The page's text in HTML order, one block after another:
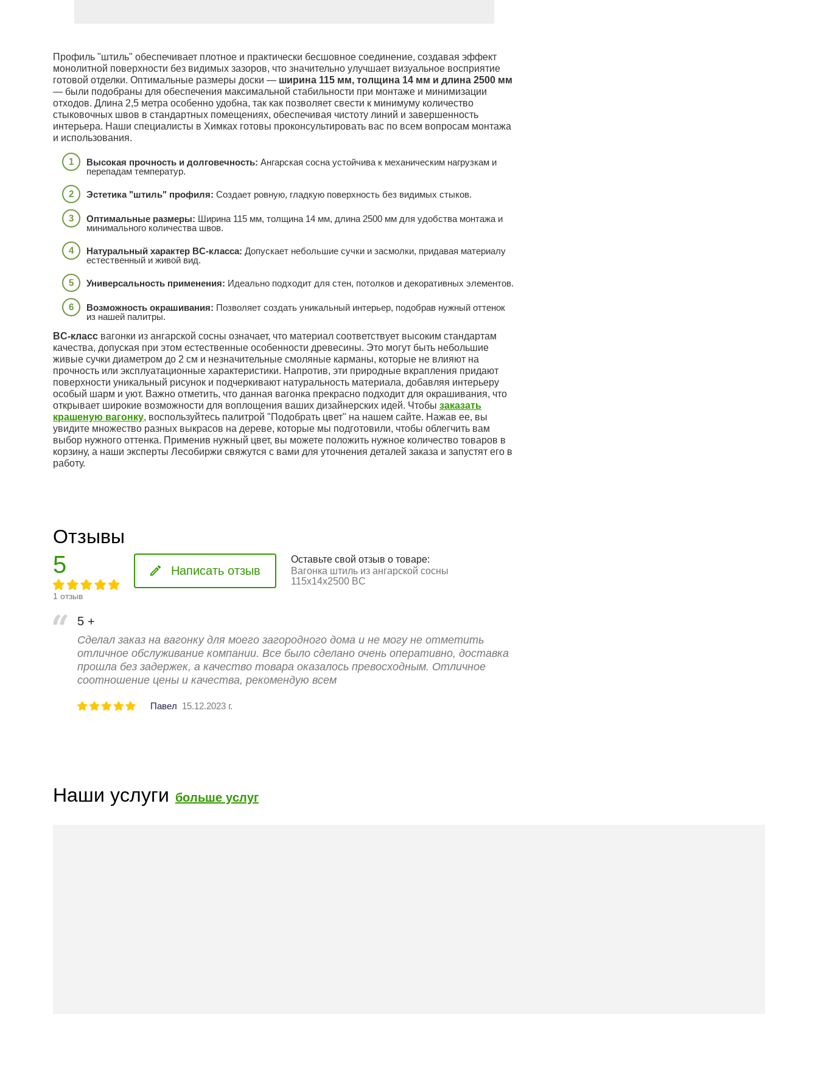
Профиль "штиль" обеспечивает плотное и практически бесшовное соединение, создавая эффект
монолитной поверхности без видимых зазоров, что значительно улучшает визуальное восприятие
готовой отделки. Оптимальные размеры доски — ширина 115 мм, толщина 14 мм и длина 2500 мм
— были подобраны для обеспечения максимальной стабильности при монтаже и минимизации
отходов. Длина 2,5 метра особенно удобна, так как позволяет свести к минимуму количество
стыковочных швов в стандартных помещениях, обеспечивая чистоту линий и завершенность
интерьера. Наши специалисты в Химках готовы проконсультировать вас по всем вопросам монтажа
и использования.
Высокая прочность и долговечность: Ангарская сосна устойчива к механическим нагрузкам и
перепадам температур.
Эстетика "штиль" профиля: Создает ровную, гладкую поверхность без видимых стыков.
Оптимальные размеры: Ширина 115 мм, толщина 14 мм, длина 2500 мм для удобства монтажа и
минимального количества швов.
Натуральный характер BC-класса: Допускает небольшие сучки и засмолки, придавая материалу
естественный и живой вид.
Универсальность применения: Идеально подходит для стен, потолков и декоративных элементов.
Возможность окрашивания: Позволяет создать уникальный интерьер, подобрав нужный оттенок
из нашей палитры.
BC-класс вагонки из ангарской сосны означает, что материал соответствует высоким стандартам
качества, допуская при этом естественные особенности древесины. Это могут быть небольшие
живые сучки диаметром до 2 см и незначительные смоляные карманы, которые не влияют на
прочность или эксплуатационные характеристики. Напротив, эти природные вкрапления придают
поверхности уникальный рисунок и подчеркивают натуральность материала, добавляя интерьеру
особый шарм и уют. Важно отметить, что данная вагонка прекрасно подходит для окрашивания, что
открывает широкие возможности для воплощения ваших дизайнерских идей. Чтобы заказать
крашеную вагонку, воспользуйтесь палитрой "Подобрать цвет" на нашем сайте. Нажав ее, вы
увидите множество разных выкрасов на дереве, которые мы подготовили, чтобы облегчить вам
выбор нужного оттенка. Применив нужный цвет, вы можете положить нужное количество товаров в
корзину, а наши эксперты Лесобиржи свяжутся с вами для уточнения деталей заказа и запустят его в
работу.
Отзывы
5
1 отзыв
Написать отзыв
Оставьте свой отзыв о товаре:
Вагонка штиль из ангарской сосны
115x14x2500 BC
5 +
Сделал заказ на вагонку для моего загородного дома и не могу не отметить
отличное обслуживание компании. Все было сделано очень оперативно, доставка
прошла без задержек, а качество товара оказалось превосходным. Отличное
соотношение цены и качества, рекомендую всем
Павел 15.12.2023 г.
Наши услуги больше услуг